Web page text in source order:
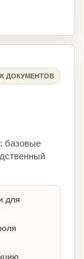
ДОКУМЕНТОВ
базовые
для